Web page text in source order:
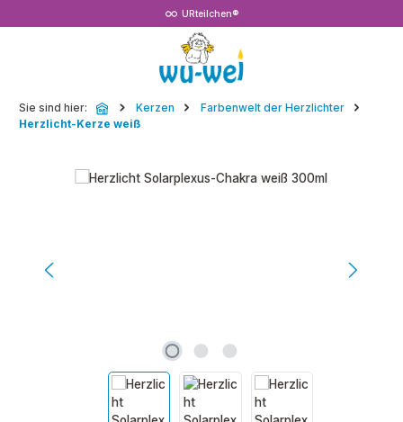
URteilchen®
Sie sind hier: Kerzen
Farbenwelt der Herzlichter
Herzlicht-Kerze weiß
Bildergalerie überspringen